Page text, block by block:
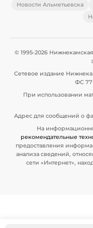
Новости Альметьевска
© 1995-2026
Сетевое издание
ФС 77
При использовании
Адрес для сообщений о
На
рекомендательные
предоставления
анализа сведений,
сети «Интернет»,